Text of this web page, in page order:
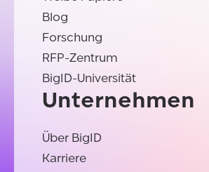
Blog
Forschung
RFP-Zentrum
BigID-Universität
Unternehmen
Über BigID
Karriere